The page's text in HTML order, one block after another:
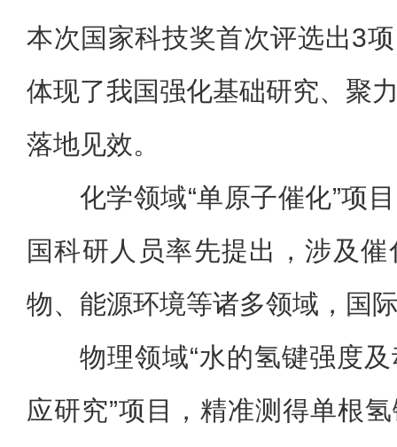
本次国家科技奖首次评选出3
体现了我国强化基础研究、聚
落地见效。
化学领域“单原子催化”项
国科研人员率先提出，涉及
物、能源环境等诸多领域，国
物理领域“水的氢键强度
应研究”项目，精准测得单根